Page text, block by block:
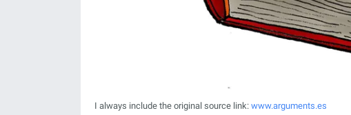
I always include the original source link: www.arguments.es